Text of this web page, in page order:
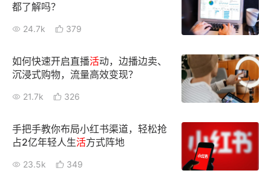
新零售大会
AllValue 战略合作
增长产品指南
智库 产品场景库
都了解吗？
24.7k 379
如何快速开启直播活动，边播边卖、
沉浸式购物，流量高效变现？
21.7k 326
手把手教你布局小红书渠道，轻松抢
占2亿年轻人生活方式阵地
23.5k 349